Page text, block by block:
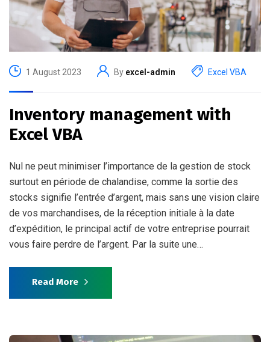
1 August 2023 By excel-admin Excel VBA
Inventory management with
Excel VBA
Nul ne peut minimiser l’importance de la gestion de stock
surtout en période de chalandise, comme la sortie des
stocks signifie l’entrée d’argent, mais sans une vision claire
de vos marchandises, de la réception initiale à la date
d’expédition, le principal actif de votre entreprise pourrait
vous faire perdre de l’argent. Par la suite une…
Read More